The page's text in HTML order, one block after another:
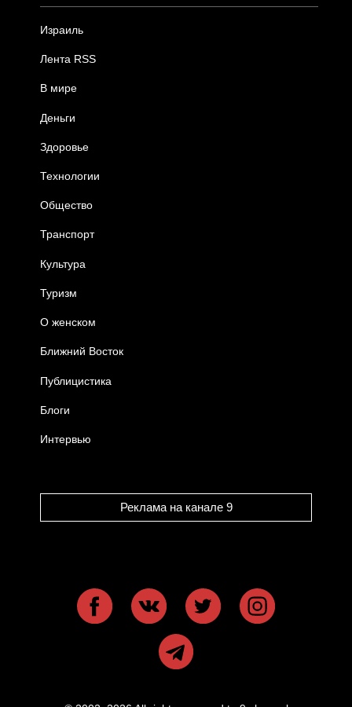
Израиль
Лента RSS
В мире
Деньги
Здоровье
Технологии
Общество
Транспорт
Культура
Туризм
О женском
Ближний Восток
Публицистика
Блоги
Интервью
Реклама на канале 9